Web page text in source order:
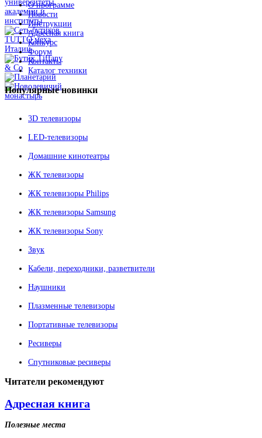
О программе
Новости
Инструкции
Адресная книга
Конкурс
Форум
Контакты
Каталог техники
Популярныеновинки
3D телевизоры
LED-телевизоры
Домашние кинотеатры
ЖК телевизоры
ЖК телевизоры Philips
ЖК телевизоры Samsung
ЖК телевизоры Sony
Звук
Кабели, переходники, разветвители
Наушники
Плазменные телевизоры
Портативные телевизоры
Ресиверы
Спутниковые ресиверы
Читатели рекомендуют
Адресная книга
Полезные места